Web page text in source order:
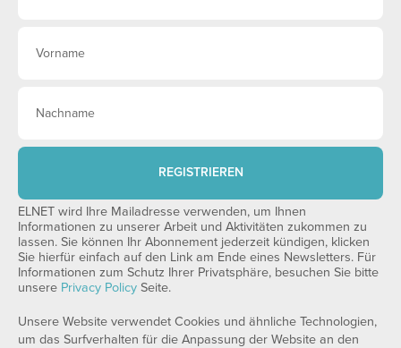
REGISTRIEREN
ELNET wird Ihre Mailadresse verwenden, um Ihnen
Informationen zu unserer Arbeit und Aktivitäten zukommen zu
lassen. Sie können Ihr Abonnement jederzeit kündigen, klicken
Sie hierfür einfach auf den Link am Ende eines Newsletters. Für
Informationen zum Schutz Ihrer Privatsphäre, besuchen Sie bitte
unsere Privacy Policy Seite.
Unsere Website verwendet Cookies und ähnliche Technologien,
um das Surfverhalten für die Anpassung der Website an den